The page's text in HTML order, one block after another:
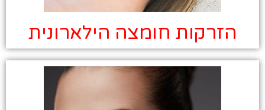
הזרקות חומצה הילארונית